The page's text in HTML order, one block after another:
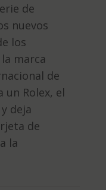
de
nuevos
los
marca
de
un Rolex, el
deja
de
la